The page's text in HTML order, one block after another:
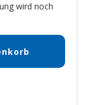
wird noch